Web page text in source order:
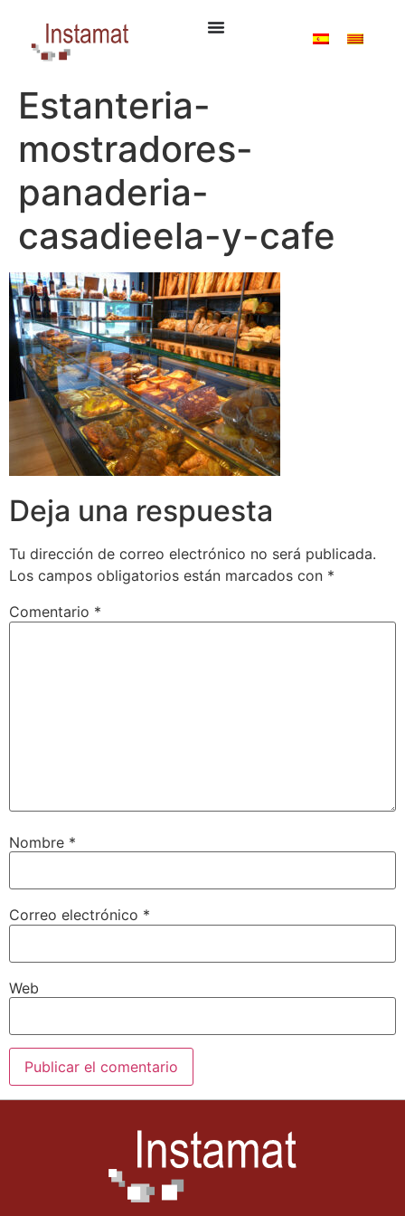
Estanteria-
mostradores-
panaderia-
casadieela-y-cafe
Deja una respuesta
Tu dirección de correo electrónico no será publicada.
Los campos obligatorios están marcados con *
Comentario *
Nombre *
Correo electrónico *
Web